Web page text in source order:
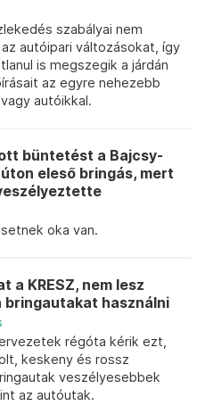
szabályai nem
autóipari változásokat, így
is megszegik a járdán
az egyre nehezebb
autóikkal.
büntetést a Bajcsy-
eleső bringás, mert
oka van.
a KRESZ, nem lesz
bringautakat használni
régóta kérik ezt,
keskeny és rossz
veszélyesebbek
az autóutak.